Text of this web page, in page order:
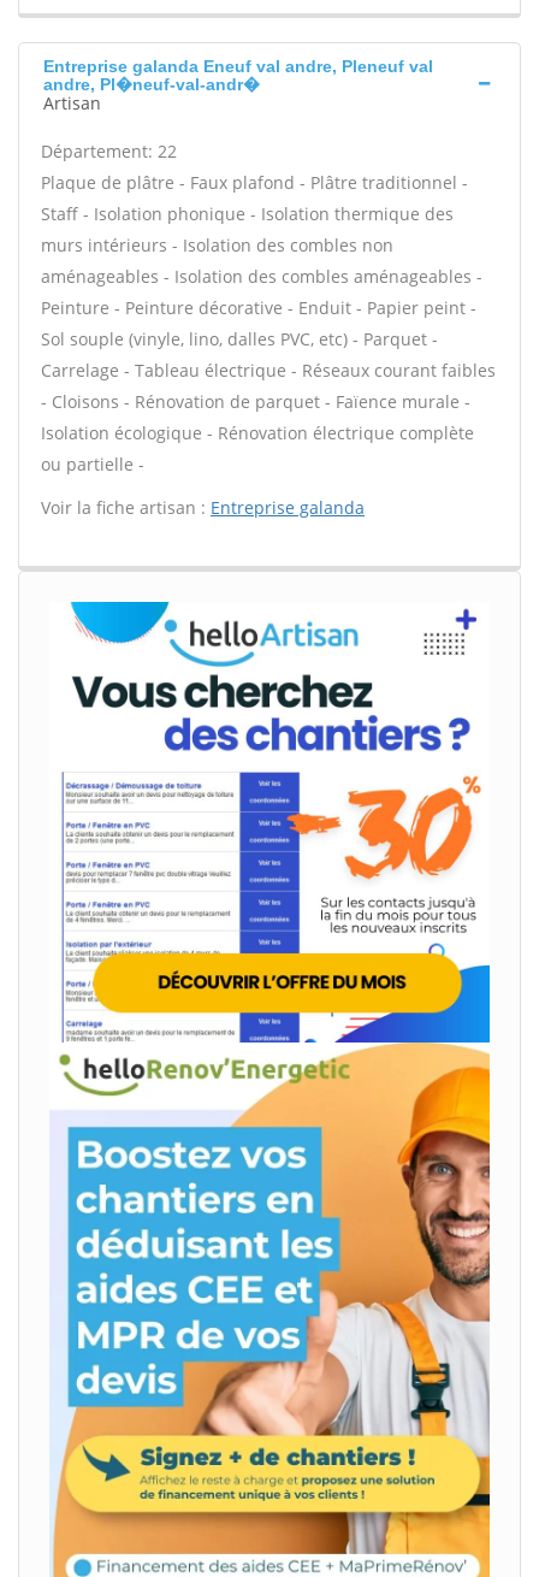
Entreprise galanda Eneuf val andre, Pleneuf val
andre, Pl�neuf-val-andr�
Artisan
Département: 22
Plaque de plâtre - Faux plafond - Plâtre traditionnel -
Staff - Isolation phonique - Isolation thermique des
murs intérieurs - Isolation des combles non
aménageables - Isolation des combles aménageables -
Peinture - Peinture décorative - Enduit - Papier peint -
Sol souple (vinyle, lino, dalles PVC, etc) - Parquet -
Carrelage - Tableau électrique - Réseaux courant faibles
- Cloisons - Rénovation de parquet - Faïence murale -
Isolation écologique - Rénovation électrique complète
ou partielle -
Voir la fiche artisan : Entreprise galanda